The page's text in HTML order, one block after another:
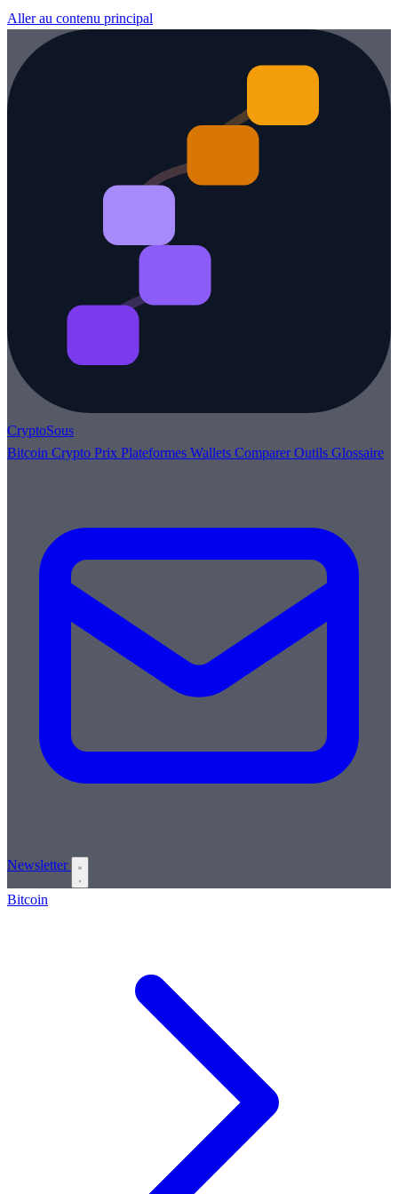
Aller au contenu principal
CryptoSous
Bitcoin Crypto Prix Plateformes Wallets ComparerOutils Glossaire
Newsletter
Bitcoin